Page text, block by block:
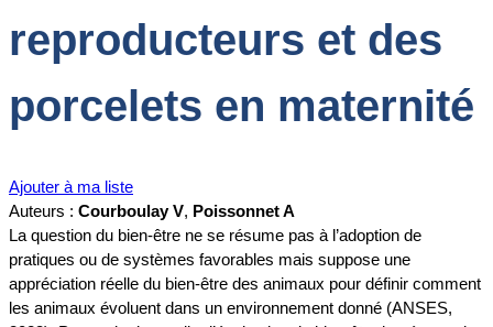
reproducteurs et des
porcelets en maternité
Ajouter à ma liste
Auteurs : Courboulay V, Poissonnet A
La question du bien-être ne se résume pas à l’adoption de
pratiques ou de systèmes favorables mais suppose une
appréciation réelle du bien-être des animaux pour définir comment
les animaux évoluent dans un environnement donné (ANSES,